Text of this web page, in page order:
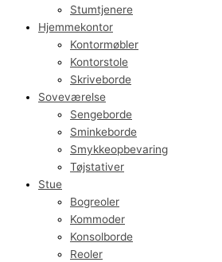
Stumtjenere
Hjemmekontor
Kontormøbler
Kontorstole
Skriveborde
Soveværelse
Sengeborde
Sminkeborde
Smykkeopbevaring
Tøjstativer
Stue
Bogreoler
Kommoder
Konsolborde
Reoler